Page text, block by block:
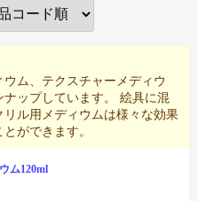
ム、テクスチャーメディウ
ップしています。 絵具に混
ル用メディウムは様々な効果
ができます。
ム120ml